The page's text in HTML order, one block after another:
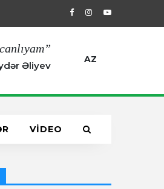
29.04.2022, 16:00 Artıq sülh
Əliyev
AZ
VİDEO